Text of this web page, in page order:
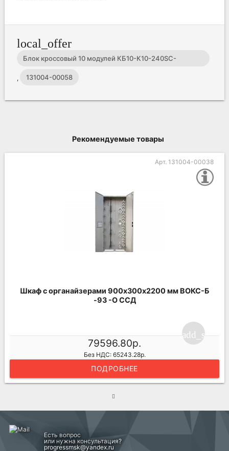
local_offer
Блок кроссовый 10 модулей КБ10-К10-240SC-
240SC/APC-240SC/APC ССД ВОКС-Б (Только для
, 131004-00058
Рекомендуемые товары
Арт. 131004-00038
Шкаф с органайзерами 900х300х2200 мм ВОКС-Б
-93 -О ССД
79596.80р.
Без НДС: 65243.28р.
ПОДРОБНЕЕ
Есть вопрос
или нужна консультация?
progressmsk@yandex.ru